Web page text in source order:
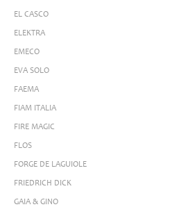
EL CASCO
ELEKTRA
EMECO
EVA SOLO
FAEMA
FIAM ITALIA
FIRE MAGIC
FLOS
FORGE DE LAGUIOLE
FRIEDRICH DICK
GAIA & GINO